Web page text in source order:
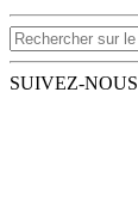
SUIVEZ-NOUS